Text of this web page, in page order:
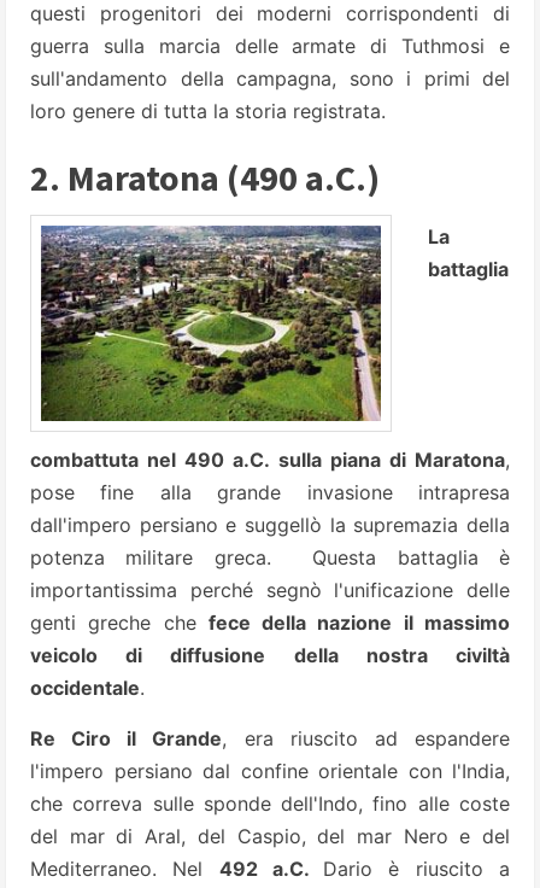
questi progenitori dei moderni corrispondenti di
guerra sulla marcia delle armate di Tuthmosi e
sull'andamento della campagna, sono i primi del
loro genere di tutta la storia registrata.
2. Maratona (490 a.C.)
La
battaglia
combattuta nel 490 a.C. sulla piana di Maratona,
pose fine alla grande invasione intrapresa
dall'impero persiano e suggellò la supremazia della
potenza militare greca. Questa battaglia è
importantissima perché segnò l'unificazione delle
genti greche che fece della nazione il massimo
veicolo di diffusione della nostra civiltà
occidentale.
Re Ciro il Grande, era riuscito ad espandere
l'impero persiano dal confine orientale con l'India,
che correva sulle sponde dell'Indo, fino alle coste
del mar di Aral, del Caspio, del mar Nero e del
Mediterraneo. Nel 492 a.C. Dario è riuscito a